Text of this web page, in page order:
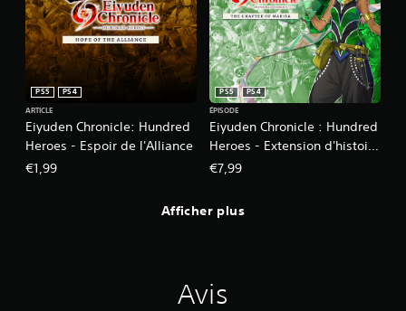
Eiyuden Chronicle: Hundred
Heroes - Espoir de l'Alliance
PS5
PS4
ARTICLE
€1,99
Eiyuden Chronicle : Hundred
Heroes - Extension d'histoire
: Le Chapitre de Marisa
PS5
PS4
ÉPISODE
€7,99
Afficher plus
Avis